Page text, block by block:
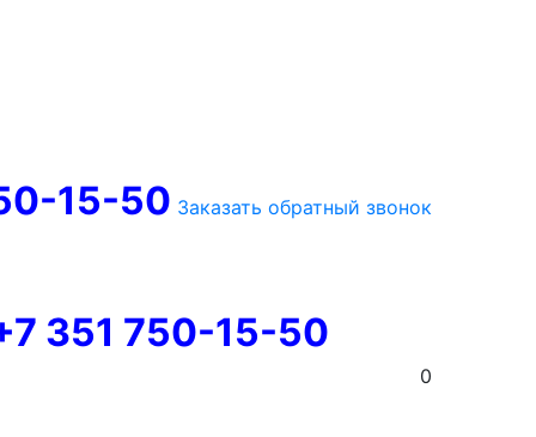
15-50 Заказать обратный звонок
351 750-15-50
0